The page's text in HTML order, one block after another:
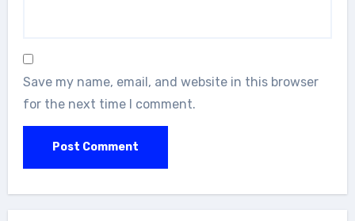
Save my name, email, and website in this browser
for the next time I comment.